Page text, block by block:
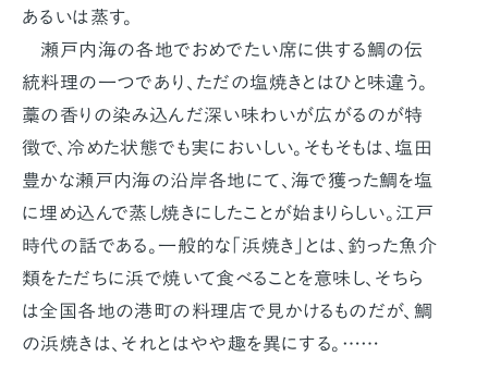
あるいは蒸す。
瀬戸内海の各地でおめでたい席に供する鯛の伝
統料理の一つであり、ただの塩焼きとはひと味違う。
藁の香りの染み込んだ深い味わいが広がるのが特
徴で、冷めた状態でも実においしい。そもそもは、塩田
豊かな瀬戸内海の沿岸各地にて、海で獲った鯛を塩
に埋め込んで蒸し焼きにしたことが始まりらしい。江戸
時代の話である。一般的な「浜焼き」とは、釣った魚介
類をただちに浜で焼いて食べることを意味し、そちら
は全国各地の港町の料理店で見かけるものだが、鯛
の浜焼きは、それとはやや趣を異にする。……